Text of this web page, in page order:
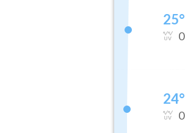
25°
0
24°
0